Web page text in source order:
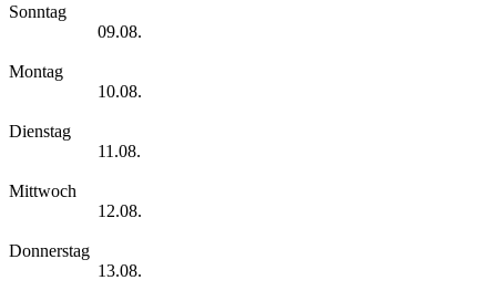
Sonntag
09.08.
Montag
10.08.
Dienstag
11.08.
Mittwoch
12.08.
Donnerstag
13.08.